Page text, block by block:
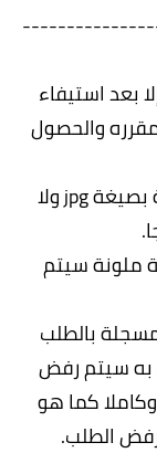
بعد استيفاء
والحصول
- يجب رفع أصول المستندات المطلوبة بصيغة jpg ولا
ملونة سيتم
بالطلب
به سيتم رفض
كما هو
الطلب.